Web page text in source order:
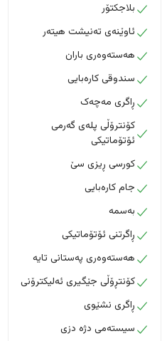
بلاجکتۆر
ئاوێنەی تەنیشت هیتەر
هەستەوەری باران
سندوقی کارەبایی
ڕاگری مەچەک
کۆنترۆڵی پلەی گەرمی
ئۆتۆماتیکی
کورسی ڕیزی سێ
جام کارەبایی
بەسمە
ڕاگرتنی ئۆتۆماتیکی
هەستەوەری پەستانی تایە
کۆنتڕۆڵی جێگیری ئەلیکترۆنی
ڕاگری نشێوی
سیستەمی دژە دزی